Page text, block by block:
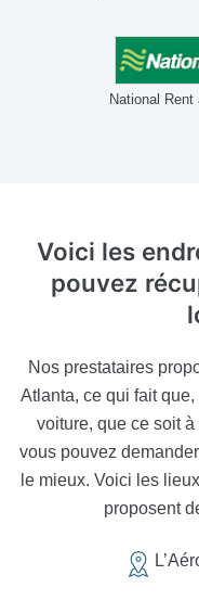
National Rent
Voici les
pouvez
Nos prestataires
Atlanta, ce qui fait
voiture, que ce soit
vous pouvez
le mieux. Voici les
proposent